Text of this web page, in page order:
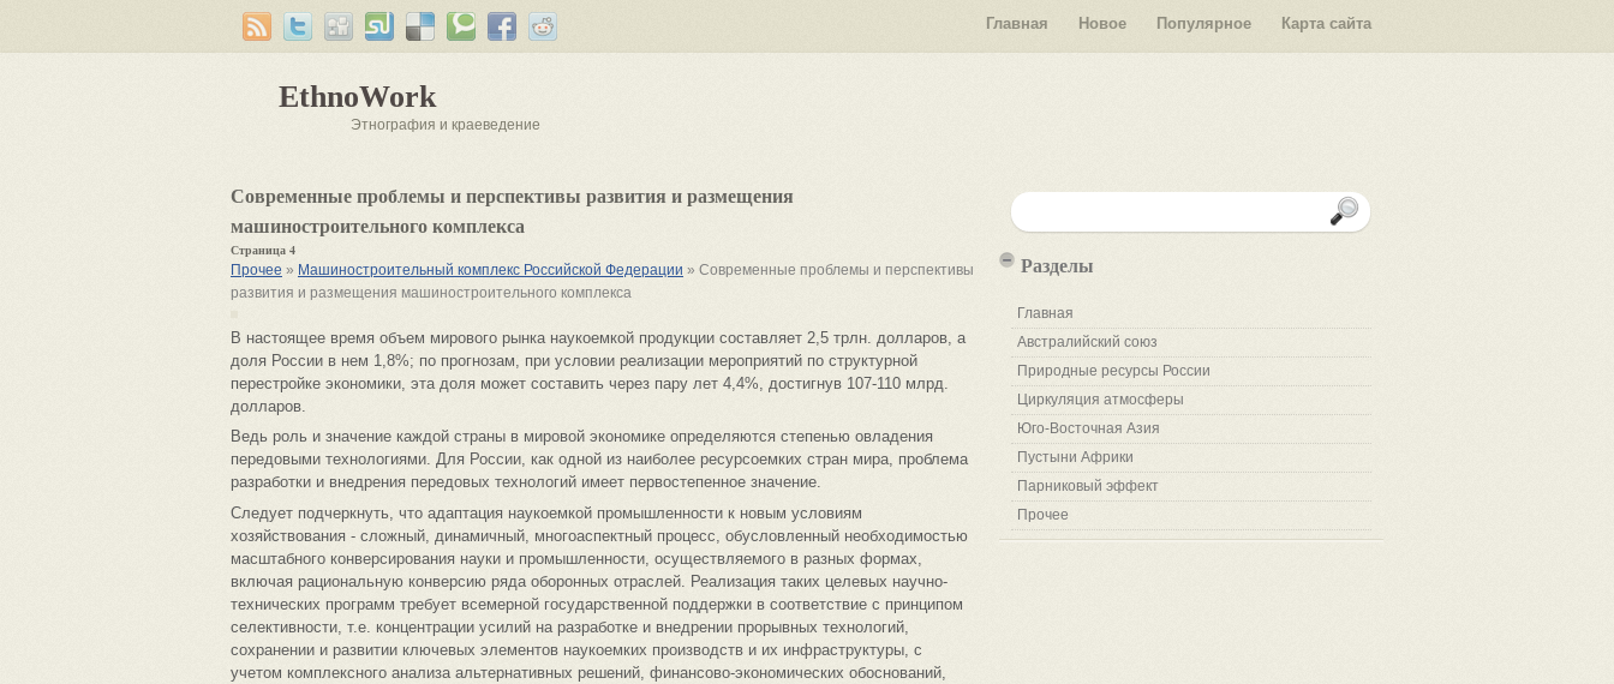
EthnoWork
Этнография и краеведение
Главная Новое Популярное Карта сайта
Современные проблемы и перспективы развития и размещения
машиностроительного комплекса
Страница 4
Прочее » Машиностроительный комплекс Российской Федерации » Современные проблемы и перспективы
развития и размещения машиностроительного комплекса
В настоящее время объем мирового рынка наукоемкой продукции составляет 2,5 трлн. долларов, а
доля России в нем 1,8%; по прогнозам, при условии реализации мероприятий по структурной
перестройке экономики, эта доля может составить через пару лет 4,4%, достигнув 107-110 млрд.
долларов.
Ведь роль и значение каждой страны в мировой экономике определяются степенью овладения
передовыми технологиями. Для России, как одной из наиболее ресурсоемких стран мира, проблема
разработки и внедрения передовых технологий имеет первостепенное значение.
Следует подчеркнуть, что адаптация наукоемкой промышленности к новым условиям
хозяйствования - сложный, динамичный, многоаспектный процесс, обусловленный необходимостью
масштабного конверсирования науки и промышленности, осуществляемого в разных формах,
включая рациональную конверсию ряда оборонных отраслей. Реализация таких целевых научно-
технических программ требует всемерной государственной поддержки в соответствие с принципом
селективности, т.е. концентрации усилий на разработке и внедрении прорывных технологий,
сохранении и развитии ключевых элементов наукоемких производств и их инфраструктуры, с
учетом комплексного анализа альтернативных решений, финансово-экономических обоснований,
Разделы
Главная
Австралийский союз
Природные ресурсы России
Циркуляция атмосферы
Юго-Восточная Азия
Пустыни Африки
Парниковый эффект
Прочее